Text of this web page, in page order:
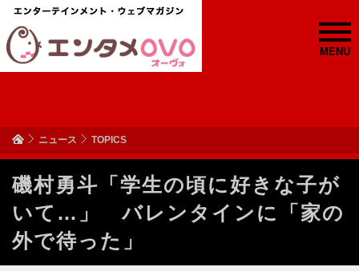
MENU
ニュース TOPICS
磯村勇斗「学生の頃に好きな子が
いて…」 バレンタインに「家の
外で待った」